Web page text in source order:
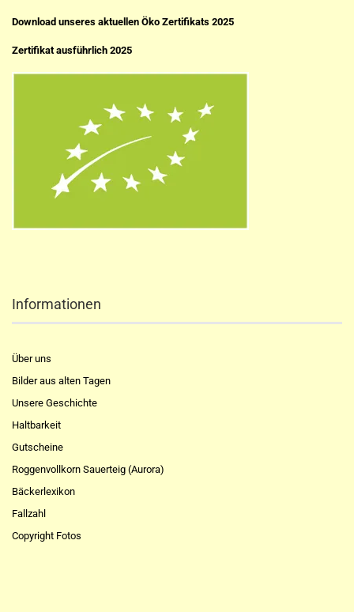
Download unseres aktuellen Öko Zertifikats 2025
Zertifikat ausführlich 2025
Informationen
Über uns
Bilder aus alten Tagen
Unsere Geschichte
Haltbarkeit
Gutscheine
Roggenvollkorn Sauerteig (Aurora)
Bäckerlexikon
Fallzahl
Copyright Fotos